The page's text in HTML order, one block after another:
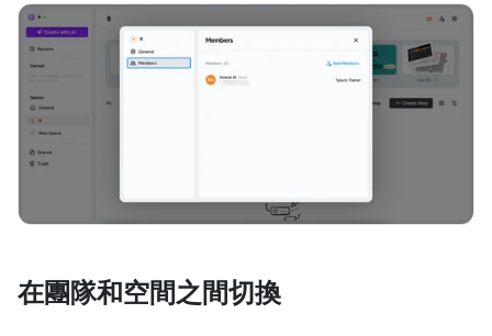
在團隊和空間之間切換